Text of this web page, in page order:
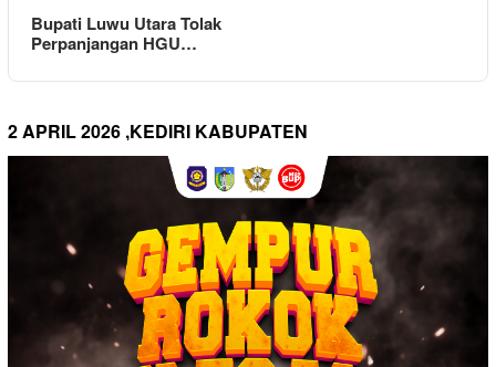
Bupati Luwu Utara Tolak
Perpanjangan HGU…
2 APRIL 2026 ,KEDIRI KABUPATEN